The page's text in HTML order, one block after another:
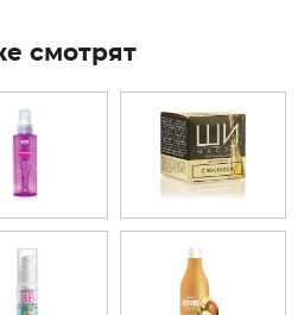
смотрят